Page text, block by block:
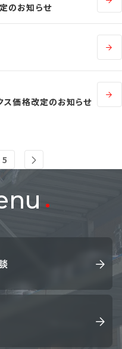
のお知らせ
ス価格改定のお知らせ
5